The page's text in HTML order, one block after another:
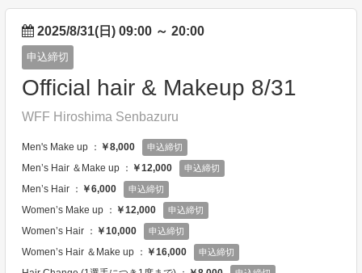
2025/8/31(日) 09:00 ～ 20:00
申込締切
Official hair & Makeup 8/31
WFF Hiroshima Senbazuru
Men's Make up ： ￥8,000 申込締切
Men’s Hair ＆Make up ： ￥12,000 申込締切
Men’s Hair ： ￥6,000 申込締切
Women’s Make up ： ￥12,000 申込締切
Women’s Hair ： ￥10,000 申込締切
Women’s Hair ＆Make up ： ￥16,000 申込締切